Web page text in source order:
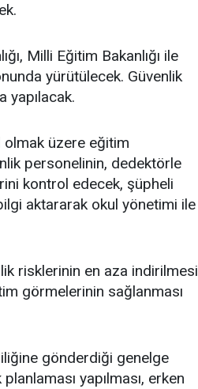
Milli Eğitim Bakanlığı ile
yürütülecek. Güvenlik
yapılacak.
olmak üzere eğitim
personelinin, dedektörle
kontrol edecek, şüpheli
aktararak okul yönetimi ile
risklerinin en aza indirilmesi
görmelerinin sağlanması
gönderdiği genelge
yapılması, erken